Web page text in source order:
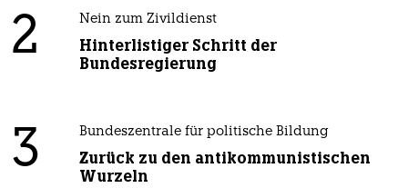
2 Nein zum Zivildienst
Hinterlistiger Schritt der
Bundesregierung
3 Bundeszentrale für politische Bildung
Zurück zu den antikommunistischen
Wurzeln